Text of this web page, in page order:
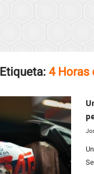
Etiqueta:4